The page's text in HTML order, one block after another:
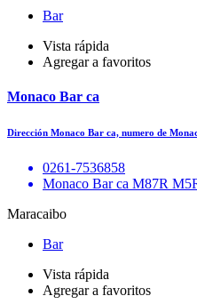
Bar
Vista rápida
Agregar a favoritos
Monaco Bar ca
Dirección Monaco Bar ca, numero de
0261-7536858
Monaco Bar ca M87R
Maracaibo
Bar
Vista rápida
Agregar a favoritos